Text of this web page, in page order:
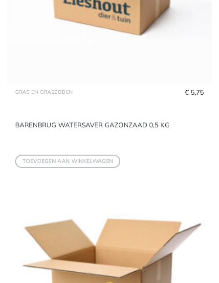
GRAS EN GRASZODEN
BARENBRUG WATERSAVER GAZONZAAD 0,5 KG
€ 5,75
TOEVOEGEN AAN WINKELWAGEN